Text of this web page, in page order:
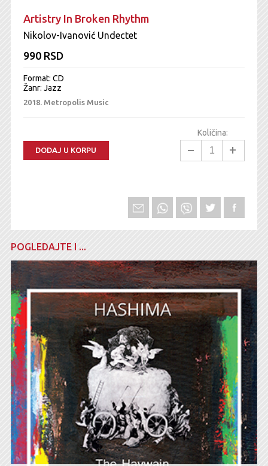
Artistry In Broken Rhythm
Nikolov-Ivanović Undectet
990 RSD
Format: CD
Žanr: Jazz
2018. Metropolis Music
DODAJ U KORPU
Količina:
− +
POGLEDAJTE I ...